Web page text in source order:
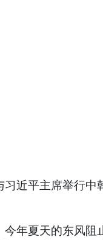
近平主席举行中
年夏天的东风阻